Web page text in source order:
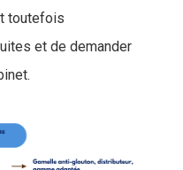
toutefois
et de demander